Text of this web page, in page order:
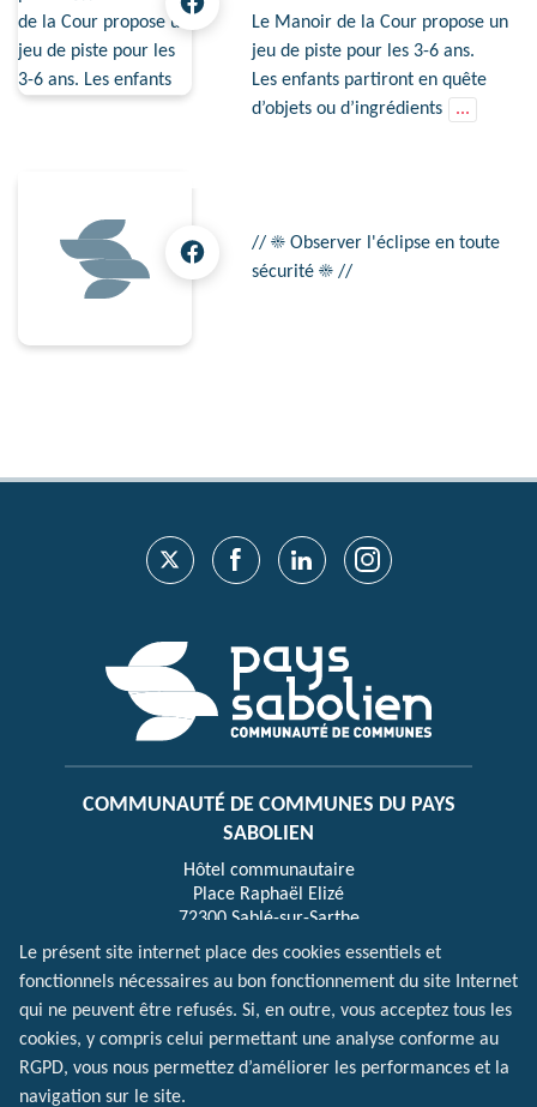
Le présent site internet place des cookies essentiels et
fonctionnels nécessaires au bon fonctionnement du site Internet
qui ne peuvent être refusés. Si, en outre, vous acceptez tous les
cookies, y compris celui permettant une analyse conforme au
RGPD, vous nous permettez d’améliorer les performances et la
navigation sur le site.
Le Manoir de la Cour propose un
jeu de piste pour les 3-6 ans.
Les enfants partiront en quête
d’objets ou d’ingrédients
...
// ☀ Observer l'éclipse en toute
sécurité ☀ //
COMMUNAUTÉ DE COMMUNES DU PAYS
SABOLIEN
Hôtel communautaire
Place Raphaël Elizé
72300 Sablé-sur-Sarthe
HORAIRES D’OUVERTURE
Lundi, mercredi, vendredi : 8h30-12h30 et 13h30-
Mardi : 8h30-17h30 | Jeudi : 8h30-12h30 (fermé